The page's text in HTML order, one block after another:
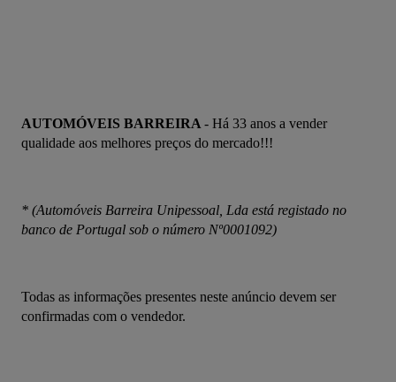
AUTOMÓVEIS BARREIRA - Há 33 anos a vender
qualidade aos melhores preços do mercado!!!
* (Automóveis Barreira Unipessoal, Lda está registado no
banco de Portugal sob o número Nº0001092)
Todas as informações presentes neste anúncio devem ser
confirmadas com o vendedor.